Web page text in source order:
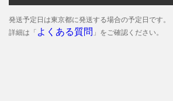
発送予定日は東京都に発送する場合の予定日です。
詳細は「 よくある質問 」をご確認ください。